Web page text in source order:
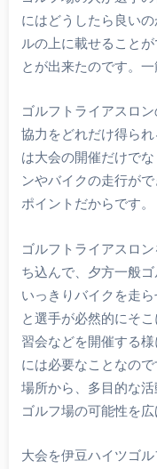
にはどうしたら良い
ルの上に載せること
とが出来たのです。
ゴルフトライアスロ
協力をどれだけ得ら
は大会の開催だけで
ンやバイクの走行が
ポイントだからです。
ゴルフトライアスロ
ち込んで、夕方一般
いっきりバイクを走
と選手が必然的にそ
習会などを開催する
には必要なことなの
場所から、多目的な
ゴルフ場の可能性を広
大会を伊豆ハイツゴ